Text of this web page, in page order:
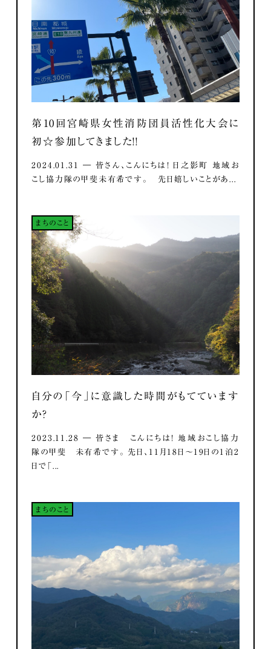
第10回宮崎県女性消防団員活性化大会に
初☆参加してきました！！
2024.01.31 ― 皆さん、こんにちは！ 日之影町 地域お
こし協力隊の甲斐未有希です。 先日嬉しいことがあ...
まちのこと
自分の「今」に意識した時間がもてています
か？
2023.11.28 ― 皆さま こんにちは！ 地域おこし協力
隊の甲斐 未有希です。 先日、11月18日～19日の1泊2
日で「...
まちのこと